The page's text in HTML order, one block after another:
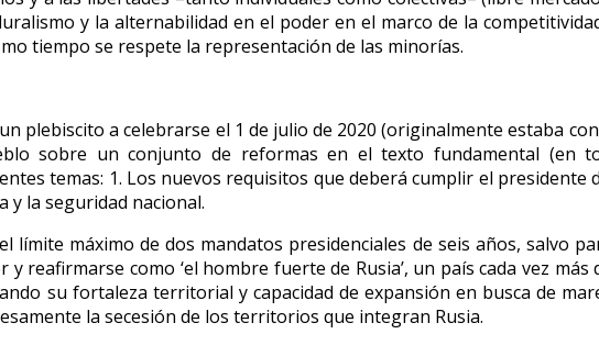
y la alternabilidad en el poder en el marco de la
tiempo se respete la representación de las minorías.
plebiscito a celebrarse el 1 de julio de 2020 (originalmente estaba
sobre un conjunto de reformas en el texto fundamental (en
temas: 1. Los nuevos requisitos que deberá cumplir el presidente
y la seguridad nacional.
límite máximo de dos mandatos presidenciales de seis años, salvo
reafirmarse como ‘el hombre fuerte de Rusia’, un país cada vez
su fortaleza territorial y capacidad de expansión en busca de
la secesión de los territorios que integran Rusia.